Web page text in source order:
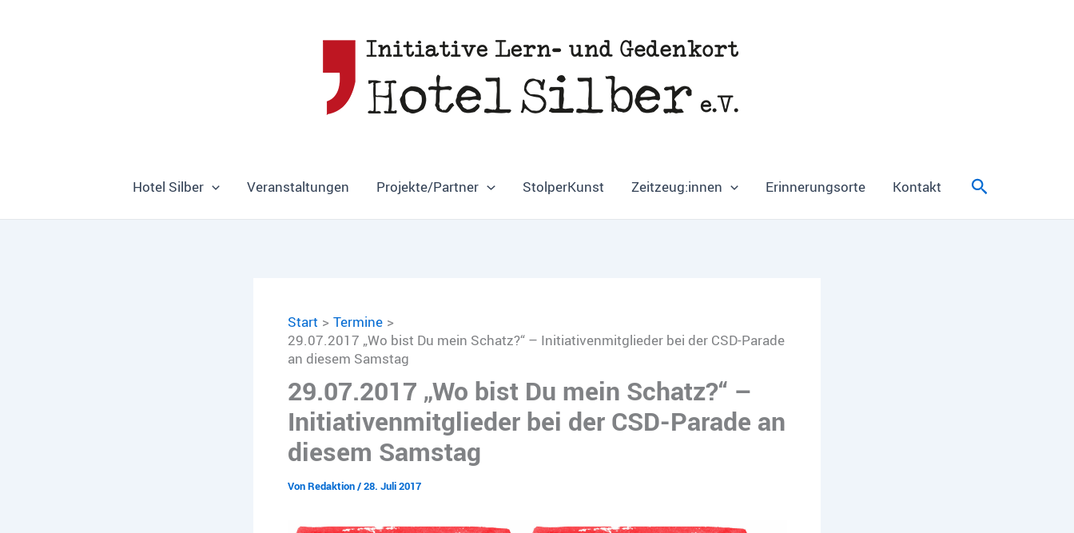
Hotel Silber Veranstaltungen Projekte/Partner StolperKunst Zeitzeug:innen Erinnerungsorte Kontakt Suchen
Start
Termine
29.07.2017 „Wo bist Du mein Schatz?“ – Initiativenmitglieder bei der CSD-Parade
an diesem Samstag
29.07.2017 „Wo bist Du mein Schatz?“ –
Initiativenmitglieder bei der CSD-Parade an
diesem Samstag
VonRedaktion/28. Juli 2017